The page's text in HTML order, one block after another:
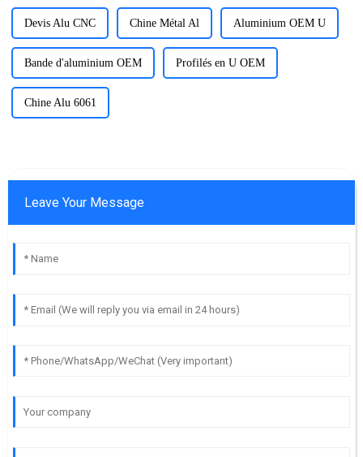
Devis Alu CNC Chine Métal Al Aluminium OEM U
Bande d'aluminium OEM Profilés en U OEM
Chine Alu 6061
Leave Your Message